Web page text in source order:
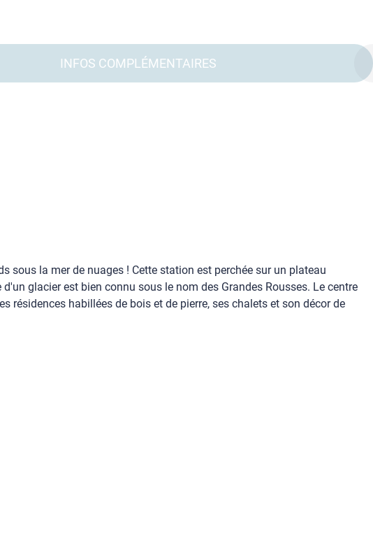
INFOS COMPLÉMENTAIRES
sous la mer de nuages ! Cette station est perchée sur un plateau
glacier est bien connu sous le nom des Grandes Rousses. Le centre
résidences habillées de bois et de pierre, ses chalets et son décor de